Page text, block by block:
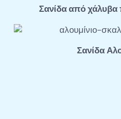
Σανίδα από
Σανίδα